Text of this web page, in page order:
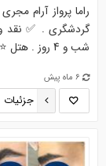
راما پرواز آرام
شب و 4 روز . هتل ⭐⭐⭐ ( مرکز شهر ) : 21.590.000. . خدمات تور : . ✅ ...
6 ماه پیش
جزئیات